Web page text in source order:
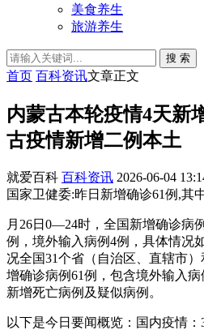
美食养生
旅游养生
搜 索
首页 百科资讯文章正文
内蒙古本轮疫情4天新
古疫情新增二例本土
就爱百科 百科资讯 2026-06-04
国家卫健委:昨日新增确诊61例,其
月26日0—24时，全国新增确诊病
例，境外输入病例4例，具体情况
况全国31个省（自治区、直辖市
增确诊病例61例，包含境外输入
新增死亡病例及疑似病例。
以下是今日要闻概览：国内疫情